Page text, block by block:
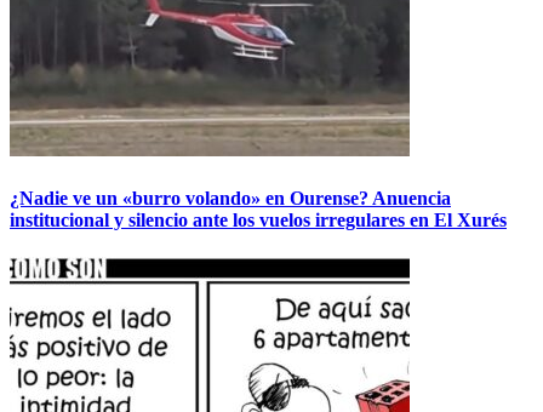
¿Nadie ve un «burro volando» en Ourense? Anuencia
institucional y silencio ante los vuelos irregulares en El Xurés